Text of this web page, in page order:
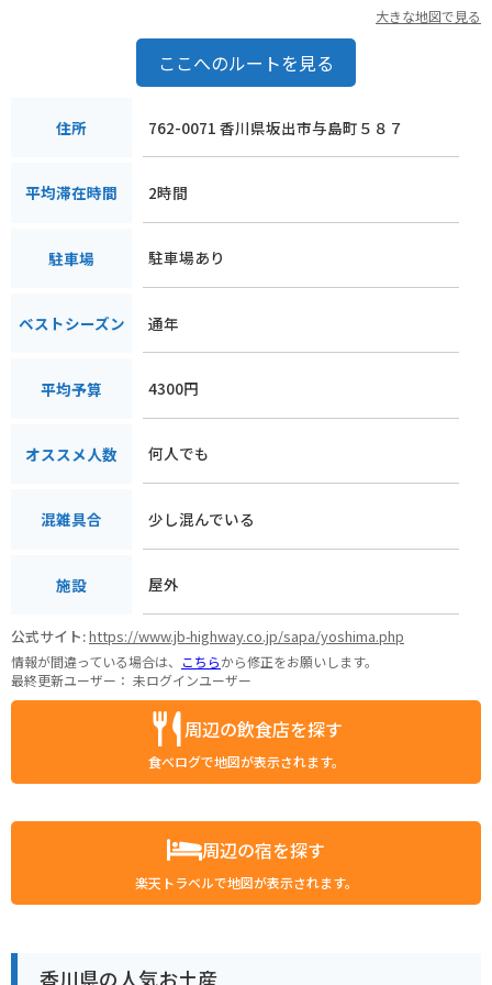
大きな地図で見る
ここへのルートを見る
住所 762-0071 香川県坂出市与島町５８７
平均滞在時間 2時間
駐車場 駐車場あり
ベストシーズン 通年
平均予算 4300円
オススメ人数 何人でも
混雑具合 少し混んでいる
施設 屋外
公式サイト:https://www.jb-highway.co.jp/sapa/yoshima.php
情報が間違っている場合は、 こちらから修正をお願いします。
最終更新ユーザー： 未ログインユーザー
周辺の飲食店を探す
食べログで地図が表示されます。
周辺の宿を探す
楽天トラベルで地図が表示されます。
香川県の人気お土産